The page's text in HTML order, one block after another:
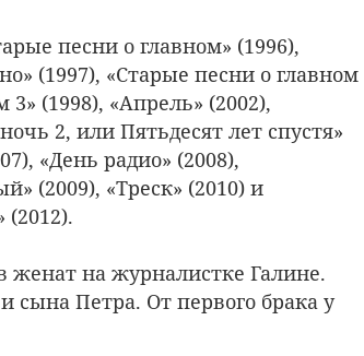
песни о главном» (1996),
(1997), «Старые песни о главном
3» (1998), «Апрель» (2002),
2, или Пятьдесят лет спустя»
«День радио» (2008),
(2009), «Треск» (2010) и
женат на журналистке Галине.
сына Петра. От первого брака у